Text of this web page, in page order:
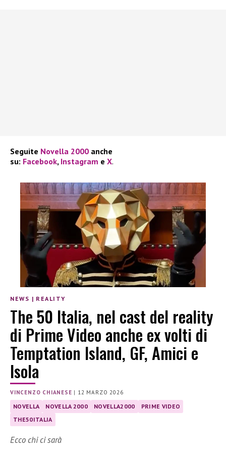
Seguite Novella 2000 anche
su: Facebook, Instagram e X.
NEWS | REALITY
The 50 Italia, nel cast del reality
di Prime Video anche ex volti di
Temptation Island, GF, Amici e
Isola
VINCENZO CHIANESE | 12 MARZO 2026
NOVELLA NOVELLA 2000 NOVELLA2000
PRIME VIDEO
THE50ITALIA
Ecco chi ci sarà